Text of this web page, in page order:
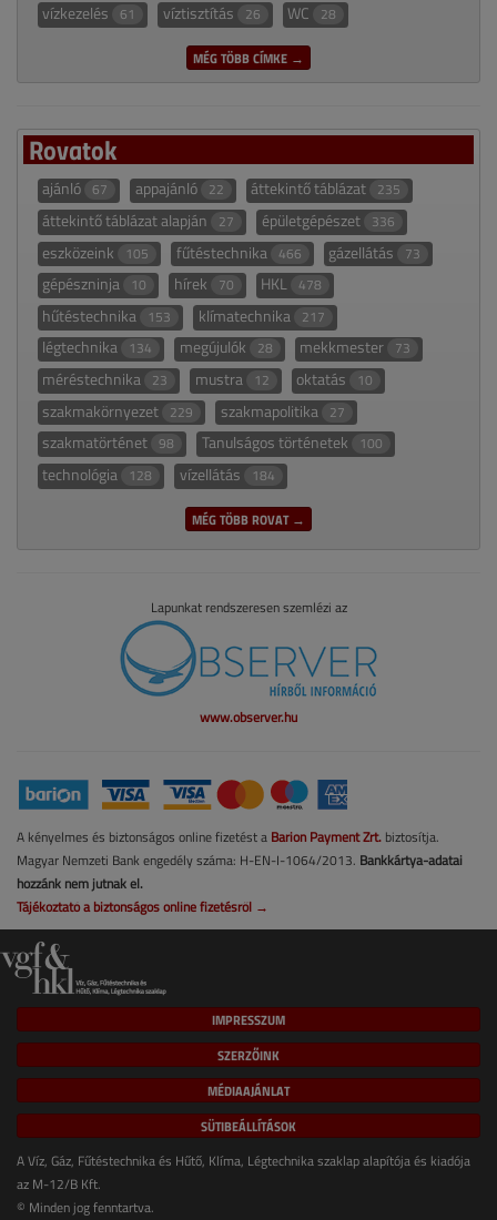
vízkezelés 61 víztisztítás 26 WC 28
MÉG TÖBB CÍMKE →
Rovatok
ajánló 67 appajánló 22 áttekintő táblázat 235
áttekintő táblázat alapján 27 épületgépészet 336
eszközeink 105 fűtéstechnika 466 gázellátás 73
gépészninja 10 hírek 70 HKL 478
hűtéstechnika 153 klímatechnika 217
légtechnika 134 megújulók 28 mekkmester 73
méréstechnika 23 mustra 12 oktatás 10
szakmakörnyezet 229 szakmapolitika 27
szakmatörténet 98 Tanulságos történetek 100
technológia 128 vízellátás 184
MÉG TÖBB ROVAT →
Lapunkat rendszeresen szemlézi az
www.observer.hu
A kényelmes és biztonságos online fizetést a Barion Payment Zrt. biztosítja.
Magyar Nemzeti Bank engedély száma: H-EN-I-1064/2013. Bankkártya-adatai
hozzánk nem jutnak el.
Tájékoztató a biztonságos online fizetésről →
IMPRESSZUM
SZERZŐINK
MÉDIAAJÁNLAT
SÜTIBEÁLLÍTÁSOK
A Víz, Gáz, Fűtéstechnika és Hűtő, Klíma, Légtechnika szaklap alapítója és kiadója
az M-12/B Kft.
© Minden jog fenntartva.